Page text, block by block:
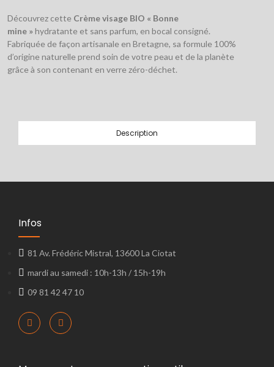
Découvrez cette Crème visage BIO « Bonne
mine »hydratante et sans parfum, en bocal consigné.
Fabriquée de façon artisanale en Bretagne, sa formule 100%
d’origine naturelle prend soin de votre peau et de la planète
grâce à son contenant en verre zéro-déchet.
Description
Infos
81 Av. Frédéric Mistral, 13600 La Ciotat
mardi au samedi : 10h-13h / 15h-19h
09 81 42 47 10